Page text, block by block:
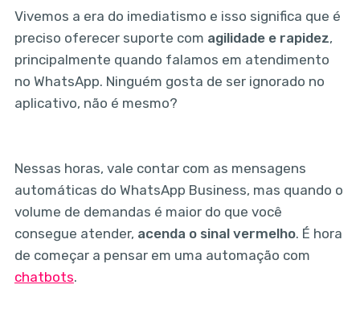
Vivemos a era do imediatismo e isso significa que é
preciso oferecer suporte com agilidade e rapidez,
principalmente quando falamos em atendimento
no WhatsApp. Ninguém gosta de ser ignorado no
aplicativo, não é mesmo?
Nessas horas, vale contar com as mensagens
automáticas do WhatsApp Business, mas quando o
volume de demandas é maior do que você
consegue atender, acenda o sinal vermelho. É hora
de começar a pensar em uma automação com
chatbots.